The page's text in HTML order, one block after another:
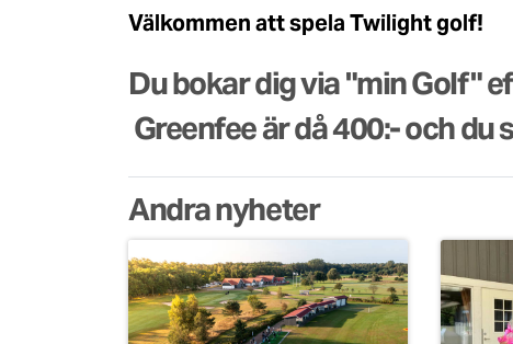
Välkommen att spela Twilight golf!
Du bokar dig via "min Golf"
Greenfee är då 400:- och
Andra nyheter